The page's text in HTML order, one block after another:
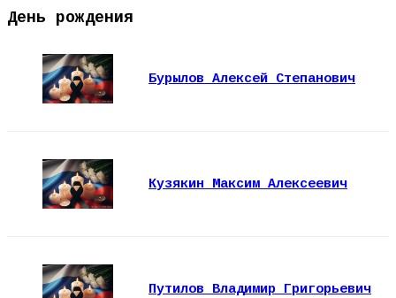
День рождения
Бурылов Алексей Степанович
Кузякин Максим Алексеевич
Путилов Владимир Григорьевич